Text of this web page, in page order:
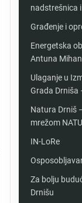
nadstrešnica
Građenje i
Energetska
Antuna
Ulaganje u
Grada Drniša
Natura Drniš
mrežom
IN-LoRe
Za bolju
Drnišu